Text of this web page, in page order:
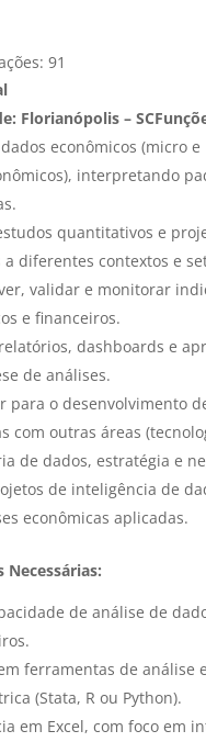
91
Florianópolis – SC
econômicos (micro e
interpretando
quantitativos e
a diferentes contextos e
validar e monitorar
e financeiros.
dashboards e
de análises.
para o desenvolvimento
com outras áreas
de dados, estratégia e
de inteligência de
econômicas aplicadas.
Necessárias:
de análise de
ferramentas de análise
(Stata, R ou Python).
em Excel, com foco em